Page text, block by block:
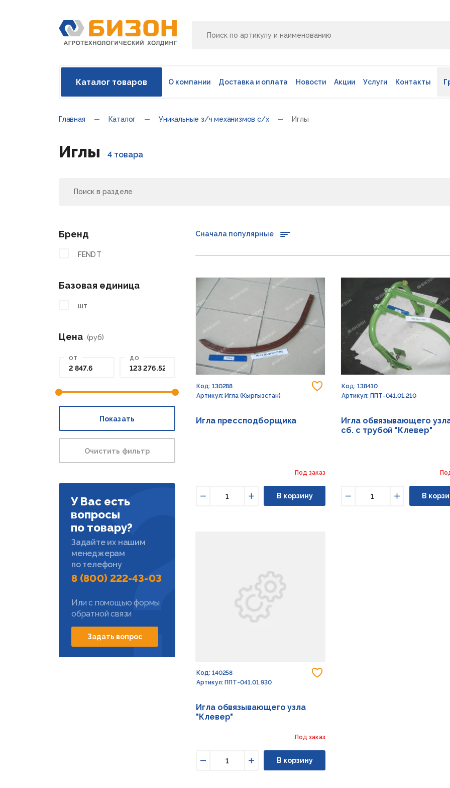
Каталог товаров О компании Доставка и оплата Новости Акции Услуги Контакты
Главная Каталог Уникальные з/ч механизмов с/х Иглы
Иглы 4 товара
Бренд
FENDT
Базовая единица
шт
Цена (руб)
от до
Показать
Очистить фильтр
У Вас есть
вопросы
по товару?
Задайте их нашим
менеджерам
по телефону
8 (800) 222-43-03
Или с помощью формы
обратной связи
Задать вопрос
Сначала популярные
Добавить в избранное
Код: 130288
Артикул: Игла (Кыргызстан)
Игла прессподборщика
Под заказ
Увеличить
В корзину
Код: 138410
Артикул: ППТ-041.01.210
Игла обвязывающего
сб. с трубой "Клевер"
Увеличить
В
Код: 140258
Артикул: ППТ-041.01.930
Игла обвязывающего узла
"Клевер"
Под заказ
Увеличить
В корзину